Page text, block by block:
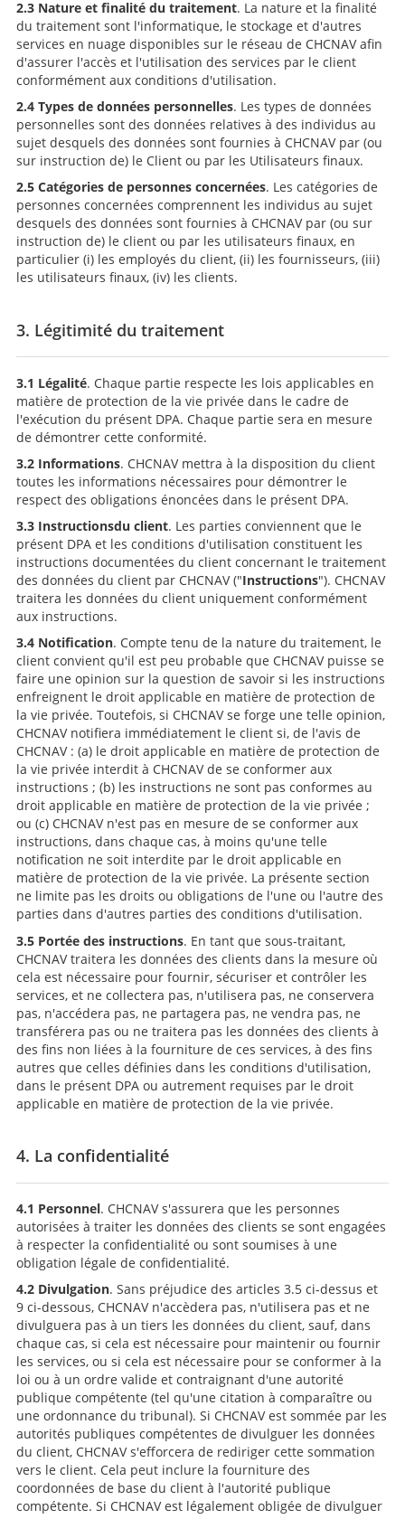
2.3 Nature et finalité du traitement. La nature et la finalité
du traitement sont l'informatique, le stockage et d'autres
services en nuage disponibles sur le réseau de CHCNAV afin
d'assurer l'accès et l'utilisation des services par le client
conformément aux conditions d'utilisation.
2.4 Types de données personnelles. Les types de données
personnelles sont des données relatives à des individus au
sujet desquels des données sont fournies à CHCNAV par (ou
sur instruction de) le Client ou par les Utilisateurs finaux.
2.5 Catégories de personnes concernées. Les catégories de
personnes concernées comprennent les individus au sujet
desquels des données sont fournies à CHCNAV par (ou sur
instruction de) le client ou par les utilisateurs finaux, en
particulier (i) les employés du client, (ii) les fournisseurs, (iii)
les utilisateurs finaux, (iv) les clients.
3. Légitimité du traitement
3.1 Légalité. Chaque partie respecte les lois applicables en
matière de protection de la vie privée dans le cadre de
l'exécution du présent DPA. Chaque partie sera en mesure
de démontrer cette conformité.
3.2 Informations. CHCNAV mettra à la disposition du client
toutes les informations nécessaires pour démontrer le
respect des obligations énoncées dans le présent DPA.
3.3 Instructionsdu client. Les parties conviennent que le
présent DPA et les conditions d'utilisation constituent les
instructions documentées du client concernant le traitement
des données du client par CHCNAV ("Instructions"). CHCNAV
traitera les données du client uniquement conformément
aux instructions.
3.4 Notification. Compte tenu de la nature du traitement, le
client convient qu'il est peu probable que CHCNAV puisse se
faire une opinion sur la question de savoir si les instructions
enfreignent le droit applicable en matière de protection de
la vie privée. Toutefois, si CHCNAV se forge une telle opinion,
CHCNAV notifiera immédiatement le client si, de l'avis de
CHCNAV : (a) le droit applicable en matière de protection de
la vie privée interdit à CHCNAV de se conformer aux
instructions ; (b) les instructions ne sont pas conformes au
droit applicable en matière de protection de la vie privée ;
ou (c) CHCNAV n'est pas en mesure de se conformer aux
instructions, dans chaque cas, à moins qu'une telle
notification ne soit interdite par le droit applicable en
matière de protection de la vie privée. La présente section
ne limite pas les droits ou obligations de l'une ou l'autre des
parties dans d'autres parties des conditions d'utilisation.
3.5 Portée des instructions. En tant que sous-traitant,
CHCNAV traitera les données des clients dans la mesure où
cela est nécessaire pour fournir, sécuriser et contrôler les
services, et ne collectera pas, n'utilisera pas, ne conservera
pas, n'accédera pas, ne partagera pas, ne vendra pas, ne
transférera pas ou ne traitera pas les données des clients à
des fins non liées à la fourniture de ces services, à des fins
autres que celles définies dans les conditions d'utilisation,
dans le présent DPA ou autrement requises par le droit
applicable en matière de protection de la vie privée.
4. La confidentialité
4.1 Personnel. CHCNAV s'assurera que les personnes
autorisées à traiter les données des clients se sont engagées
à respecter la confidentialité ou sont soumises à une
obligation légale de confidentialité.
4.2 Divulgation. Sans préjudice des articles 3.5 ci-dessus et
9 ci-dessous, CHCNAV n'accèdera pas, n'utilisera pas et ne
divulguera pas à un tiers les données du client, sauf, dans
chaque cas, si cela est nécessaire pour maintenir ou fournir
les services, ou si cela est nécessaire pour se conformer à la
loi ou à un ordre valide et contraignant d'une autorité
publique compétente (tel qu'une citation à comparaître ou
une ordonnance du tribunal). Si CHCNAV est sommée par les
autorités publiques compétentes de divulguer les données
du client, CHCNAV s'efforcera de rediriger cette sommation
vers le client. Cela peut inclure la fourniture des
coordonnées de base du client à l'autorité publique
compétente. Si CHCNAV est légalement obligée de divulguer